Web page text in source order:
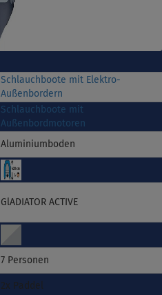
Schlauchboote mit Elektro-
Außenbordern
Schlauchboote mit
Außenbordmotoren
Aluminiumboden
GlADIATOR ACTIVE
7 Personen
2x Paddel